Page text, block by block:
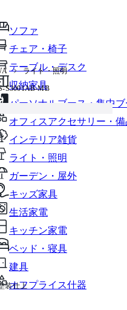
ソファ
チェア・椅子
テーブル・デスク
収納家具
パーソナルブース・集中
オフィスアクセサリー・備
インテリア雑貨
ライト・照明
ガーデン・屋外
キッズ家具
生活家電
キッチン家電
ベッド・寝具
建具
オフプライス什器
カートに追加できます
ライト・照明
S3001AB-MB
装仕上